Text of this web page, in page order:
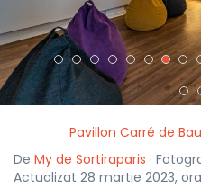
Pavillon Carré de
De My de Sortiraparis ·
Actualizat 28 martie 2023,